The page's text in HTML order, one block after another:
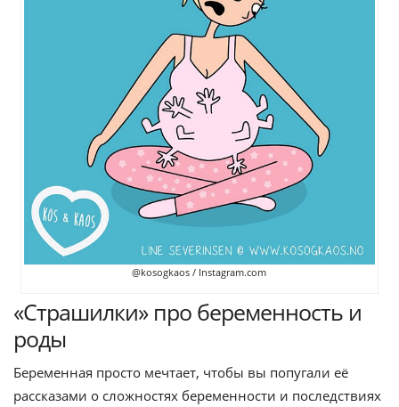
@kosogkaos / Instagram.com
«Страшилки» про беременность и
роды
Беременная просто мечтает, чтобы вы попугали её
рассказами о сложностях беременности и последствиях